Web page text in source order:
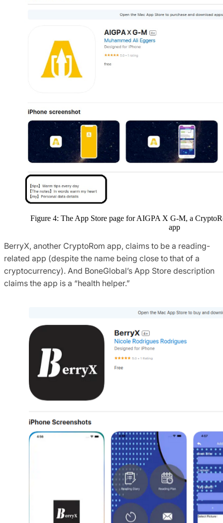
Figure 4: The App Store page for AIGPA X G-M, a
app
BerryX, another CryptoRom app, claims to be a reading-
related app (despite the name being close to that of a
cryptocurrency). And BoneGlobal’s App Store description
claims the app is a “health helper.”